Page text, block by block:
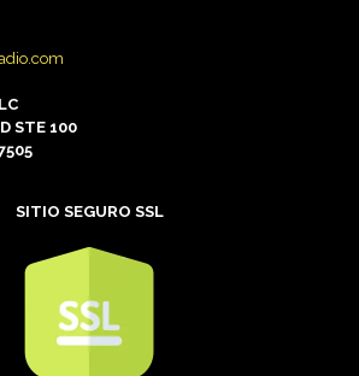
STE 100
SITIO SEGURO SSL